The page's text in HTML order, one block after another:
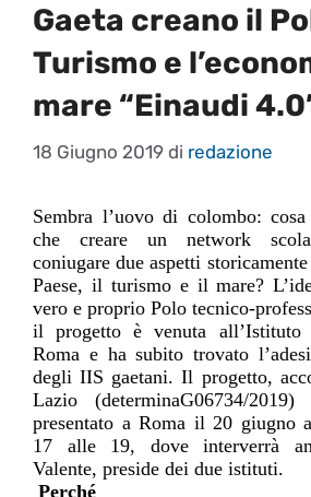
Gaeta creano il
Turismo e
mare “Einaudi
18 Giugno 2019 di redazione
Sembra l’uovo di colombo:
che creare un network
coniugare due aspetti
Paese, il turismo e il mare?
vero e proprio Polo tecnico-
il progetto è venuta
Roma e ha subito trovato
degli IIS gaetani. Il progetto,
Lazio (determinaG06734/2019)
presentato a Roma il 20 giugno a
17 alle 19, dove interverrà
Valente, preside dei due istituti.
Perché